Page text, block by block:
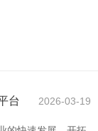
台 2026-03-19